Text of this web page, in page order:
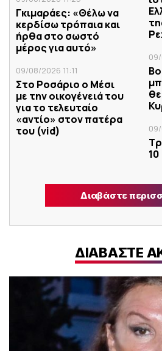
Γκιμαράες: «Θέλω να
κερδίσω τρόπαια και
ήρθα στο σωστό
μέρος για αυτό»
09/08/2026 11:11
Στο Ροσάριο ο Μέσι
με την οικογένειά του
για το τελευταίο
«αντίο» στον πατέρα
του (vid)
10
Διαβάστε
ΔΙΑΒΑΣΤΕ